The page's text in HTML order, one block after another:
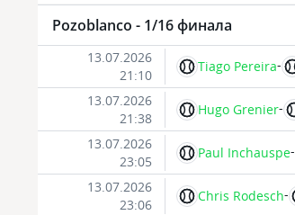
Pozoblanco - 1/16 финала
13.07.2026
21:10
Tiago Pereira-
13.07.2026
21:38
Hugo Grenier-
13.07.2026
23:05
Paul Inchauspe-
13.07.2026
23:06
Chris Rodesch-